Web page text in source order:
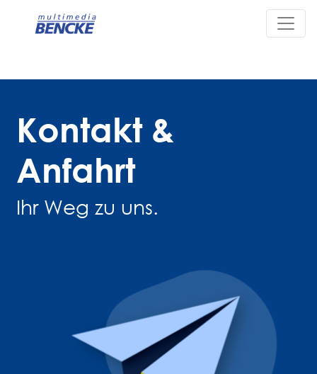
Kontakt &
Anfahrt
Ihr Weg zu uns.